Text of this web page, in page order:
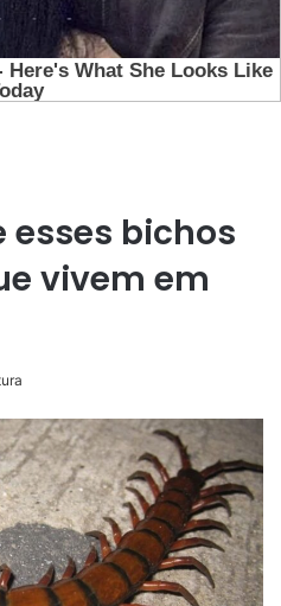
esses bichos
vivem em